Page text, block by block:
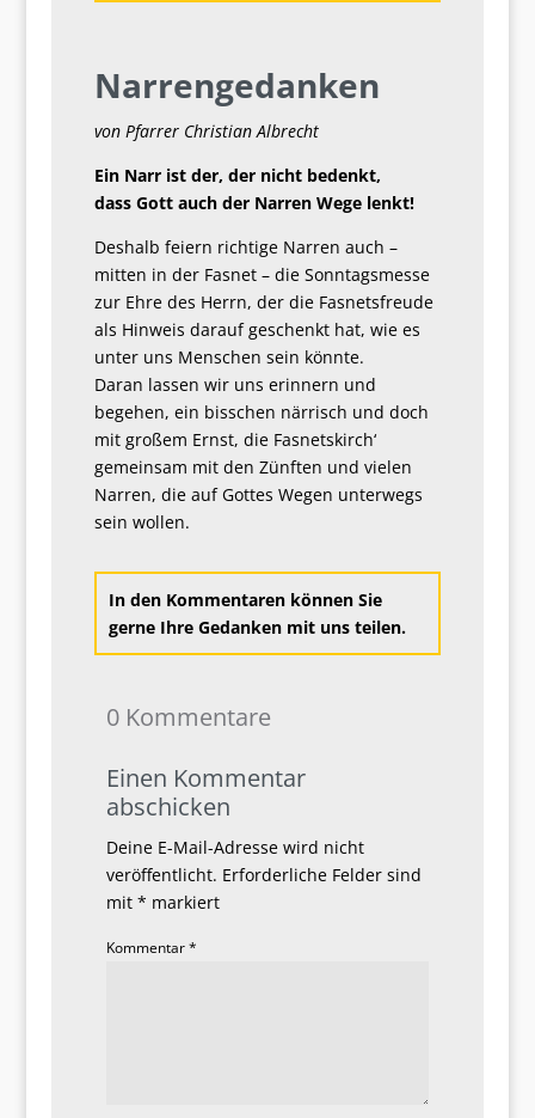
Narrengedanken
von Pfarrer Christian Albrecht
Ein Narr ist der, der nicht bedenkt,
dass Gott auch der Narren Wege lenkt!
Deshalb feiern richtige Narren auch –
mitten in der Fasnet – die Sonntagsmesse
zur Ehre des Herrn, der die Fasnetsfreude
als Hinweis darauf geschenkt hat, wie es
unter uns Menschen sein könnte.
Daran lassen wir uns erinnern und
begehen, ein bisschen närrisch und doch
mit großem Ernst, die Fasnetskirch‘
gemeinsam mit den Zünften und vielen
Narren, die auf Gottes Wegen unterwegs
sein wollen.
In den Kommentaren können Sie
gerne Ihre Gedanken mit uns teilen.
0 Kommentare
Einen Kommentar
abschicken
Deine E-Mail-Adresse wird nicht
veröffentlicht. Erforderliche Felder sind
mit * markiert
Kommentar*